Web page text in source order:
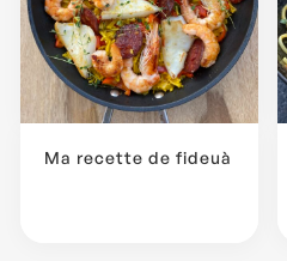
Ma recette de fideuà